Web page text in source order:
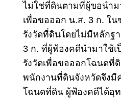
ไม่ใช่ที่ดินตามที่ผู้ขอนำม
เพื่อขอออก น.ส. 3 ก. ใ
รังวัดที่ดินโดยไม่มีหลักฐ
3 ก. ที่ผู้ฟ้องคดีนำมาใช้
รังวัดเพื่อขอออกโฉนดที่
พนักงานที่ดินจังหวัดจึงมี
โฉนดที่ดิน ผู้ฟ้องคดีได้อุ